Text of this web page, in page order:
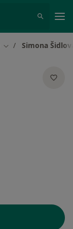
Změna města
Simona